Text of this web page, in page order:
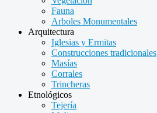
Fauna
Arboles Monumentales
Arquitectura
Iglesias y Ermitas
Construcciones tradicionales
Masías
Corrales
Trincheras
Etnológicos
Tejería